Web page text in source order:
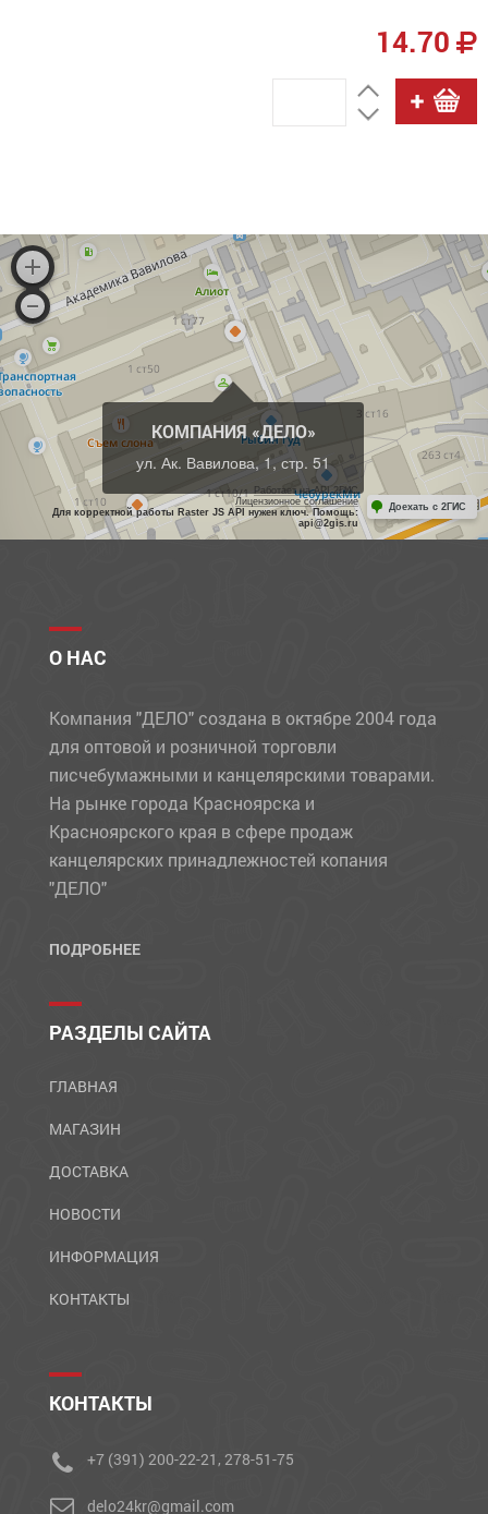
14.70
КОМПАНИЯ «ДЕЛО»
ул. Ак. Вавилова, 1, стр. 51
Работает на API 2ГИС
Лицензионное соглашение
Для корректной работы Raster JS API нужен ключ. Помощь:
api@2gis.ru
Доехать с 2ГИС
О НАС
Компания "ДЕЛО" создана в октябре 2004 года
для оптовой и розничной торговли
писчебумажными и канцелярскими товарами.
На рынке города Красноярска и
Красноярского края в сфере продаж
канцелярских принадлежностей копания
"ДЕЛО"
ПОДРОБНЕЕ
РАЗДЕЛЫ САЙТА
ГЛАВНАЯ
МАГАЗИН
ДОСТАВКА
НОВОСТИ
ИНФОРМАЦИЯ
КОНТАКТЫ
КОНТАКТЫ
+7 (391) 200-22-21, 278-51-75
delo24kr@gmail.com